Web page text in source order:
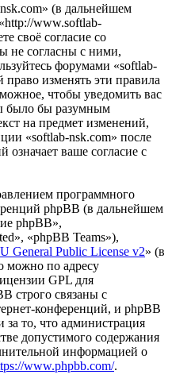
(в дальнейшем
www.softlab-
своё согласие со
не согласны с ними,
форумами «softlab-
изменять эти правила
чтобы уведомить вас
было бы разумным
на предмет изменений,
«softlab-nsk.com» после
означает ваше согласие с
программного
phpBB (в дальнейшем
phpBB»,
«phpBB Teams»),
General Public License v2» (в
можно по адресу
GPL для
строго связаны с
конференций, и phpBB
за то, что администрация
допустимого содержания
информацией о
www.phpbb.com/.